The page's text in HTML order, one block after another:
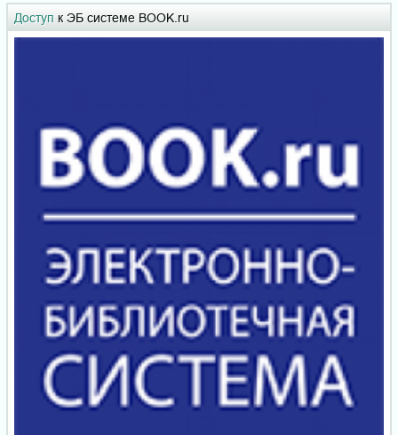
Доступ к ЭБ системе BOOK.ru